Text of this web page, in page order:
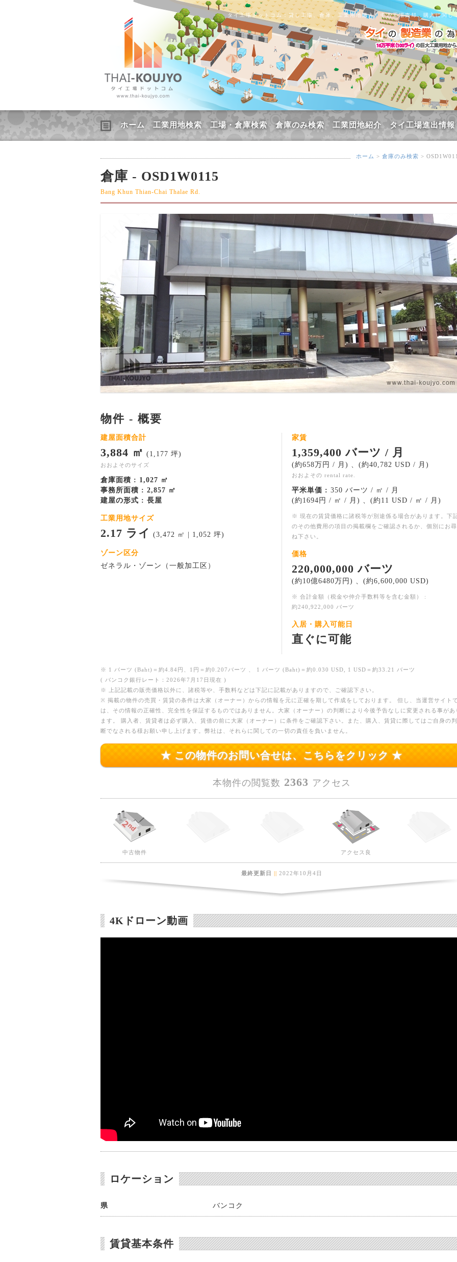
タイ工場ドットコム：貸し工場、倉庫、工業用地購入、中古工場売却、購入に関
ホーム 工業用地検索 工場・倉庫検索 倉庫のみ検索 工業団地紹介 タイ工場進出情報
ホーム > 倉庫のみ検索 >
倉庫 - OSD1W0115
Bang Khun Thian-Chai Thalae Rd.
物件 - 概要
建屋面積合計
3,884 ㎡ (1,177 坪)
おおよそのサイズ
倉庫面積 : 1,027 ㎡
事務所面積 : 2,857 ㎡
建屋の形式 : 長屋
工業用地サイズ
2.17 ライ (3,472 ㎡ | 1,052 坪)
ゾーン区分
ゼネラル・ゾーン（一般加工区）
家賃
1,359,400 バーツ / 月
(約658万円 / 月) 、(約40,782 USD / 月)
おおよその rental rate.
平米単価 : 350 バーツ / ㎡ / 月
(約1694円 / ㎡ / 月) 、(約11 USD / ㎡ / 月)
※ 現在の賃貸価格に諸税等が別途係る場合があります。下
のその他費用の項目の掲載欄をご確認されるか、個別にお尋
ね下さい。
価格
220,000,000 バーツ
(約10億6480万円) 、(約6,600,000 USD)
※ 合計金額（税金や仲介手数料等を含む金額） :
約240,922,000 バーツ
入居・購入可能日
直ぐに可能
※ 1 バーツ (Baht)＝約4.84円、1円＝約0.207バーツ 、 1 バーツ (Baht)＝約0.030 USD, 1 USD＝約33.21 バーツ
( バンコク銀行レート：2026年7月17日現在 )
※ 上記記載の販売価格以外に、諸税等や、手数料などは下記に記載がありますので、ご確認下さい。
※ 掲載の物件の売買・賃貸の条件は大家（オーナー）からの情報を元に正確を期して作成をしております。 但し、当運営サイト
は、その情報の正確性、完全性を保証するものではありません。大家（オーナー）の判断により今後予告なしに変更される事があ
ます。 購入者、賃貸者は必ず購入、賃借の前に大家（オーナー）に条件をご確認下さい。また、購入、賃貸に際してはご自身の判
断でなされる様お願い申し上げます。弊社は、それらに関しての一切の責任を負いません。
★ この物件のお問い合せは、こちらをクリック ★
本物件の閲覧数 2363 アクセス
中古物件 アクセス良
最終更新日 || 2022年10月4日
4Kドローン動画
ロケーション
県 バンコク
賃貸基本条件